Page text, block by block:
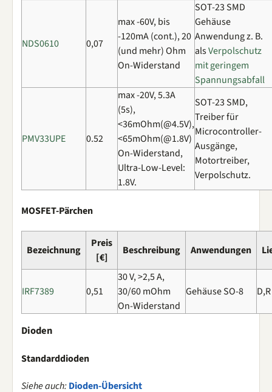
NDS0610 0,07
max -60V, bis
-120mA (cont.), 20
(und mehr) Ohm
On-Widerstand
SOT-23 SMD
Gehäuse
Anwendung z. B.
alsVerpolschutz
mit geringem
Spannungsabfall
PMV33UPE 0.52
max -20V, 5.3A
(5s),
<36mOhm(@4.5V),
<65mOhm(@1.8V)
On-Widerstand,
Ultra-Low-Level:
1.8V.
SOT-23 SMD,
Treiber für
Microcontroller-
Ausgänge,
Motortreiber,
Verpolschutz.
MOSFET-Pärchen
Bezeichnung
Preis
[€]
Beschreibung Anwendungen
IRF7389 0,51
30 V, >2,5 A,
30/60 mOhm
On-Widerstand
Gehäuse SO-8 D,R
Dioden
Standarddioden
Siehe auch:Dioden-Übersicht